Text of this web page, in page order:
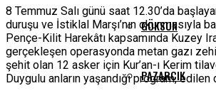
GÖKSUN
PAZARCIK
8 Temmuz Salı günü saat 12.30’da
duruşu ve İstiklal Marşı’nın okunmasıyla
Pençe-Kilit Harekâtı kapsamında Kuzey
gerçekleşen operasyonda metan gazı
şehit olan 12 asker için Kur’an-ı Kerim
Duygulu anların yaşandığı program,